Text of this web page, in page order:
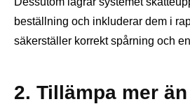
beställning och inkluderar dem i
säkerställer korrekt spårning och
2. Tillämpa mer